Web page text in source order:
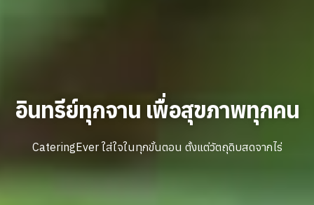
อินทรีย์ทุกจาน เพื่อสุขภาพทุกคน
CateringEver ใส่ใจในทุกขั้นตอน ตั้งแต่วัตถุดิบสดจากไร่